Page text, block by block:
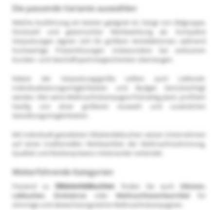
Die passende Variante auswählen
Welche Ausführung am besten geeignet ist, hängt von Zielgruppe,
Stückzahl und gewünschter Werbewirkung ab. Kompakte
Verpackungen eignen sich für größere Verteilaktionen, während
hochwertige Präsentlösungen insbesondere bei exklusiven
Kunden- und Geschäftspartnergeschenken überzeugen.
Neben der Verpackungsgröße sollten auch Lieferzeit,
Individualisierungsmöglichkeiten und Budget berücksichtigt
werden. Wer seine Weihnachtskampagne frühzeitig plant, profitiert
häufig von einer größeren Auswahl und zusätzlichen
Gestaltungsmöglichkeiten.
Mit individuell gestalteten Oblatenlebkuchen setzen Unternehmen
auf einen traditionellen Werbeartikel, der Weihnachtsstimmung,
Qualität und Markenpräsenz miteinander verbindet.
Weiterführende Kategorien
Passend zu Oblatenlebkuchen finden Sie auch Oblaten
Lebkuchen
Zimtsterne Weihnachtswerbeartikel
stimmige und abwechslungsreiche Weihnachtskampagnen.